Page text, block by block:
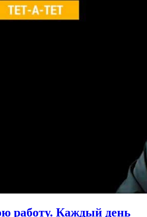
работу. Каждый день